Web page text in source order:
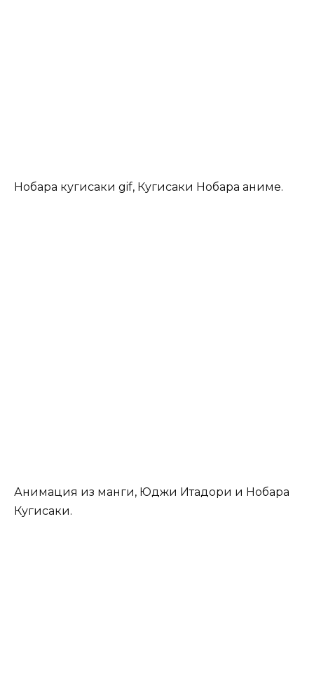
Нобара кугисаки gif, Кугисаки Нобара аниме.
Анимация из манги, Юджи Итадори и Нобара
Кугисаки.